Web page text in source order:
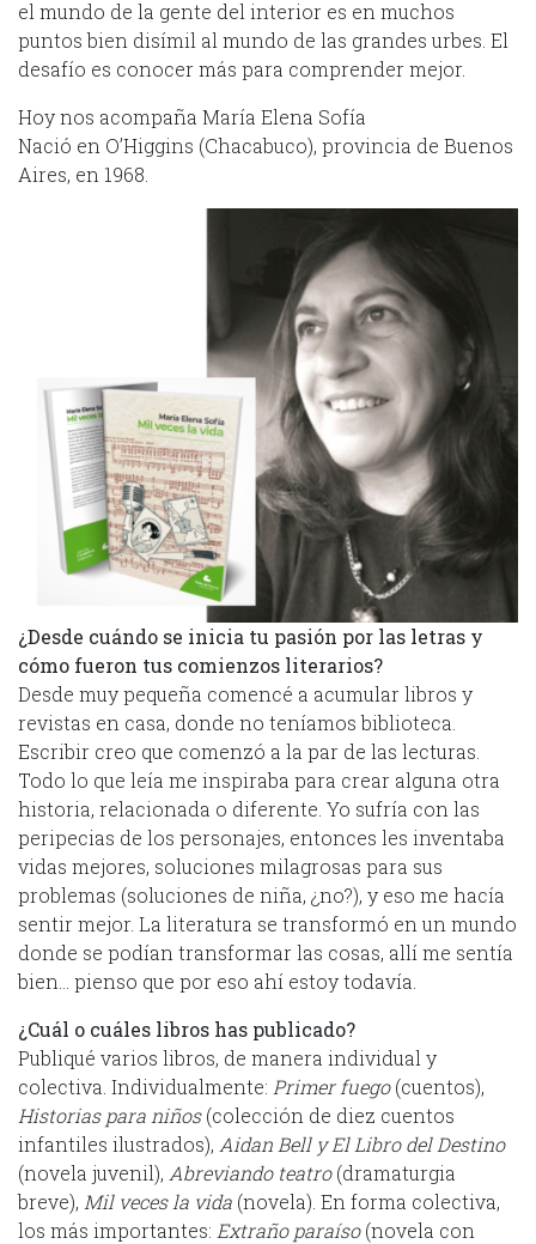
el mundo de la gente del interior es en muchos
puntos bien disímil al mundo de las grandes urbes. El
desafío es conocer más para comprender mejor.
Hoy nos acompaña María Elena Sofía
Nació en O’Higgins (Chacabuco), provincia de Buenos
Aires, en 1968.
¿Desde cuándo se inicia tu pasión por las letras y
cómo fueron tus comienzos literarios?
Desde muy pequeña comencé a acumular libros y
revistas en casa, donde no teníamos biblioteca.
Escribir creo que comenzó a la par de las lecturas.
Todo lo que leía me inspiraba para crear alguna otra
historia, relacionada o diferente. Yo sufría con las
peripecias de los personajes, entonces les inventaba
vidas mejores, soluciones milagrosas para sus
problemas (soluciones de niña, ¿no?), y eso me hacía
sentir mejor. La literatura se transformó en un mundo
donde se podían transformar las cosas, allí me sentía
bien… pienso que por eso ahí estoy todavía.
¿Cuál o cuáles libros has publicado?
Publiqué varios libros, de manera individual y
colectiva. Individualmente: Primer fuego(cuentos),
Historias para niños(colección de diez cuentos
infantiles ilustrados), Aidan Bell y El Libro del Destino
(novela juvenil), Abreviando teatro(dramaturgia
breve), Mil veces la vida (novela). En forma colectiva,
los más importantes: Extraño paraíso(novela con